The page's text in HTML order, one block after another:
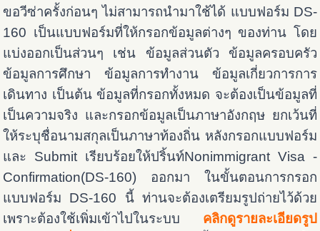
ขอวีซ่าครั้งก่อนๆ ไม่สามารถนำมาใช้ได้ แบบฟอร์ม DS-
160 เป็นแบบฟอร์มที่ให้กรอกข้อมูลต่างๆ ของท่าน โดย
แบ่งออกเป็นส่วนๆ เช่น ข้อมูลส่วนตัว ข้อมูลครอบครัว
ข้อมูลการศึกษา ข้อมูลการทำงาน ข้อมูลเกี่ยวการการ
เดินทาง เป็นต้น ข้อมูลที่กรอกทั้งหมด จะต้องเป็นข้อมูลที่
เป็นความจริง และกรอกข้อมูลเป็นภาษาอังกฤษ ยกเว้นที่
ให้ระบุชื่อนามสกุลเป็นภาษาท้องถิ่น หลังกรอกแบบฟอร์ม
และ Submit เรียบร้อยให้ปริ้นท์Nonimmigrant Visa -
Confirmation(DS-160) ออกมา ในขั้นตอนการกรอก
แบบฟอร์ม DS-160 นี้ ท่านจะต้องเตรียมรูปถ่ายไว้ด้วย
เพราะต้องใช้เพิ่มเข้าไปในระบบ คลิกดูรายละเอียดรูป